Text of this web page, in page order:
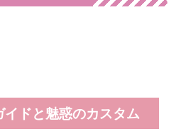
ドと魅惑のカスタム